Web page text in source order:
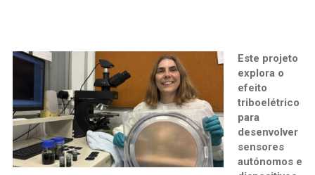
Este projeto
explora o
efeito
triboelétrico
para
desenvolver
sensores
autónomos e